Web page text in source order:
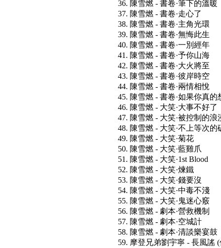
36. 陳雪燃 - 書卷·筆下的溫暖
37. 陳雪燃 - 書卷·走心了
38. 陳雪燃 - 書卷·主角光環
39. 陳雪燃 - 書卷·無悔此生
40. 陳雪燃 - 書卷·一別經年
41. 陳雪燃 - 書卷·予你山海
42. 陳雪燃 - 書卷·大火將至
43. 陳雪燃 - 書卷·彼岸時空
44. 陳雪燃 - 書卷·兩情相悅
45. 陳雪燃 - 書卷·如果你真的
46. 陳雪燃 - 大笑·大事不好了
47. 陳雪燃 - 大笑·被控制的浪
48. 陳雪燃 - 大笑·不上等次的
49. 陳雪燃 - 大笑·菊花
50. 陳雪燃 - 大笑·藍雞爪
51. 陳雪燃 - 大笑·1st Blood
52. 陳雪燃 - 大笑·煉鐵
53. 陳雪燃 - 大笑·錢要沒
54. 陳雪燃 - 大笑·中毒不淺
55. 陳雪燃 - 大笑·鬼迷心竅
56. 陳雪燃 - 劇本·營救機制
57. 陳雪燃 - 劇本·空城計
58. 陳雪燃 - 劇本·清談樂宴鼓
59. 摩登兄弟劉宇寧 - 長風謠